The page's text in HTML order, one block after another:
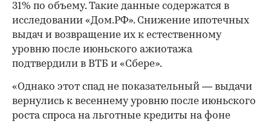
31% по объему. Такие данные содержатся в
исследовании «Дом.РФ». Снижение ипотечных
выдач и возвращение их к естественному
уровню после июньского ажиотажа
подтвердили в ВТБ и «Сбере».
«Однако этот спад не показательный — выдачи
вернулись к весеннему уровню после июньского
роста спроса на льготные кредиты на фоне